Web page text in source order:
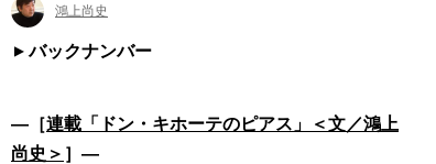
鴻上尚史
バックナンバー
―［連載「ドン・キホーテのピアス」＜文／鴻上
尚史＞ ］―